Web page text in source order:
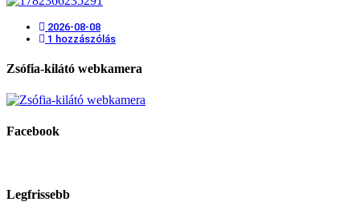
2026-08-08
1 hozzászólás
Zsófia-kilátó webkamera
Facebook
Legfrissebb